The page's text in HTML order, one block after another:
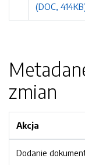
(DOC,
zmian
Akcja
Dodanie